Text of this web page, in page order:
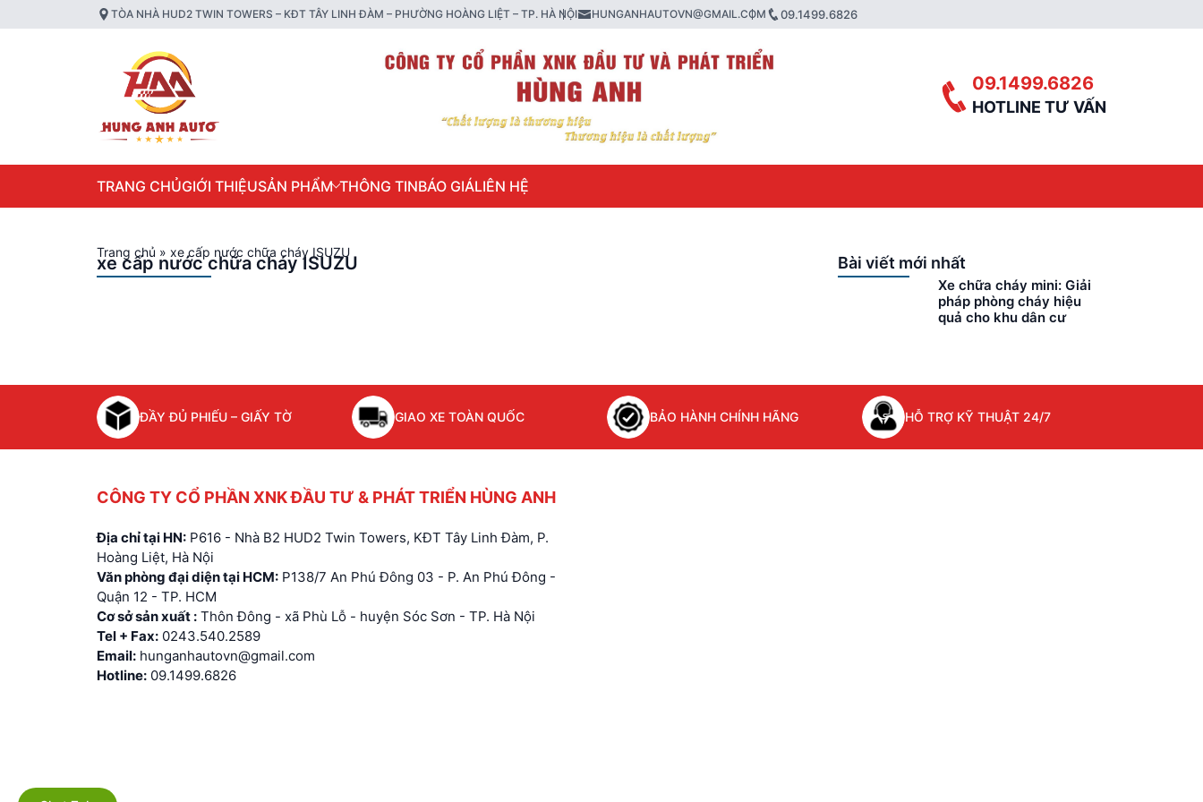
TÒA NHÀ HUD2 TWIN TOWERS – KĐT TÂY LINH ĐÀM – PHƯỜNG HOÀNG LIỆT – TP. HÀ NỘI HUNGANHAUTOVN@GMAIL.COM 09.1499.6826
09.1499.6826
HOTLINE TƯ VẤN
TRANG CHỦGIỚI THIỆUSẢN PHẨM THÔNG TINBÁO GIÁLIÊN HỆ
Trang chủ » xe cấp nước chữa cháy ISUZU
xe cấp nước chữa cháy ISUZU Bài viết mới nhất
Xe chữa cháy mini: Giải
pháp phòng cháy hiệu
quả cho khu dân cư
ĐẦY ĐỦ PHIẾU – GIẤY TỜ GIAO XE TOÀN QUỐC BẢO HÀNH CHÍNH HÃNG HỖ TRỢ KỸ THUẬT 24/7
CÔNG TY CỔ PHẦN XNK ĐẦU TƯ & PHÁT TRIỂN HÙNG ANH
Địa chỉ tại HN: P616 - Nhà B2 HUD2 Twin Towers, KĐT Tây Linh Đàm, P.
Hoàng Liệt, Hà Nội
Văn phòng đại diện tại HCM: P138/7 An Phú Đông 03 - P. An Phú Đông -
Quận 12 - TP. HCM
Cơ sở sản xuất : Thôn Đông - xã Phù Lỗ - huyện Sóc Sơn - TP. Hà Nội
Tel + Fax: 0243.540.2589
Email: hunganhautovn@gmail.com
Hotline: 09.1499.6826